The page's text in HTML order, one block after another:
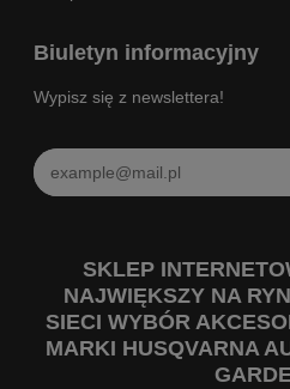
Biuletyn informacyjny
Wypisz się z newslettera!
SKLEP
NAJWIĘKSZY NA
SIECI WYBÓR
MARKI HUSQVARNA